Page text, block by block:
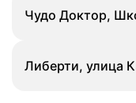
Чудо Доктор,
Либерти, улица